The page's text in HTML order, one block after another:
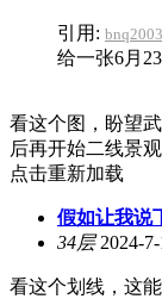
引用:
给一张6月
看这个图，盼望
后再开始二线景观
点击重新加载
假如让我说
34层2024-7-
看这个划线，这